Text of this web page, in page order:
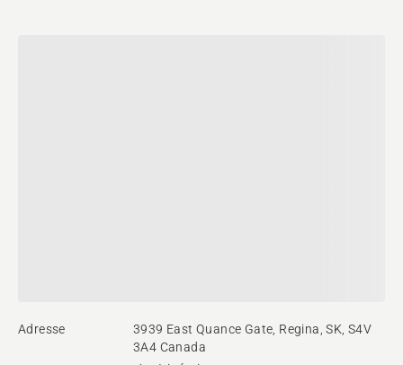
Adresse
3939 East Quance Gate, Regina, SK, S4V
3A4 Canada